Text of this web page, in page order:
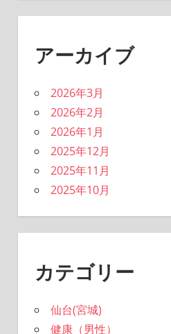
アーカイブ
2026年3月
2026年2月
2026年1月
2025年12月
2025年11月
2025年10月
カテゴリー
仙台(宮城)
健康（男性）